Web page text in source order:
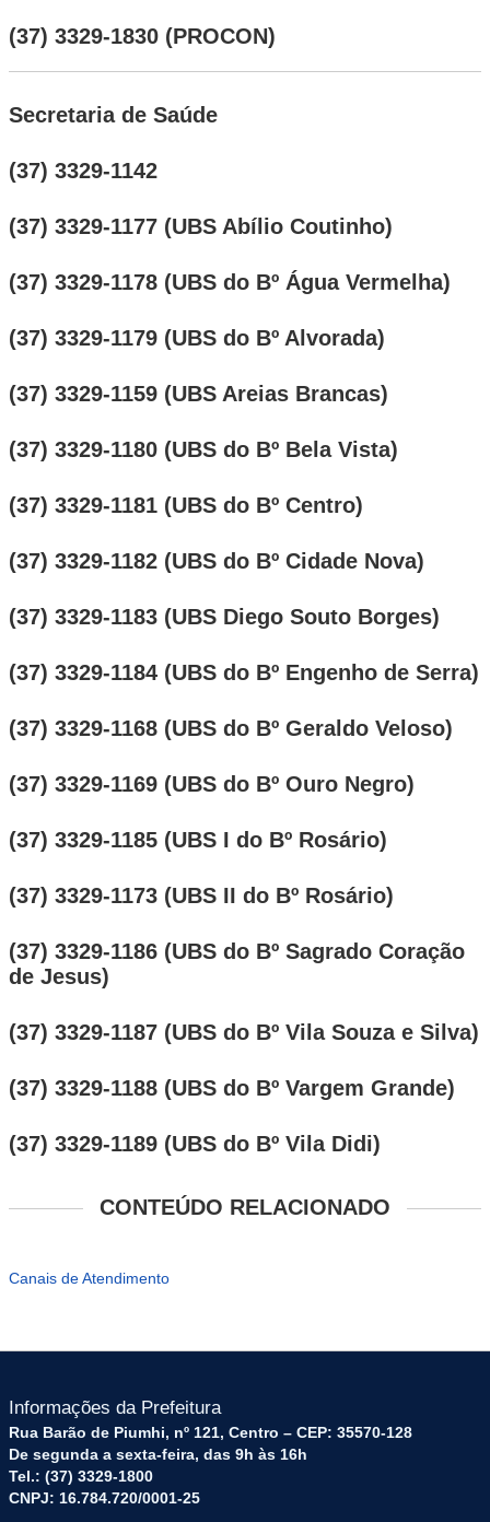
(37) 3329-1830 (PROCON)
Secretaria de Saúde
(37) 3329-1142
(37) 3329-1177 (UBS Abílio Coutinho)
(37) 3329-1178 (UBS do Bº Água Vermelha)
(37) 3329-1179 (UBS do Bº Alvorada)
(37) 3329-1159 (UBS Areias Brancas)
(37) 3329-1180 (UBS do Bº Bela Vista)
(37) 3329-1181 (UBS do Bº Centro)
(37) 3329-1182 (UBS do Bº Cidade Nova)
(37) 3329-1183 (UBS Diego Souto Borges)
(37) 3329-1184 (UBS do Bº Engenho de Serra)
(37) 3329-1168 (UBS do Bº Geraldo Veloso)
(37) 3329-1169 (UBS do Bº Ouro Negro)
(37) 3329-1185 (UBS I do Bº Rosário)
(37) 3329-1173 (UBS II do Bº Rosário)
(37) 3329-1186 (UBS do Bº Sagrado Coração
de Jesus)
(37) 3329-1187 (UBS do Bº Vila Souza e Silva)
(37) 3329-1188 (UBS do Bº Vargem Grande)
(37) 3329-1189 (UBS do Bº Vila Didi)
CONTEÚDO RELACIONADO
Canais de Atendimento
Informações da Prefeitura
Rua Barão de Piumhi, nº 121, Centro – CEP: 35570-128
De segunda a sexta-feira, das 9h às 16h
Tel.: (37) 3329-1800
CNPJ: 16.784.720/0001-25